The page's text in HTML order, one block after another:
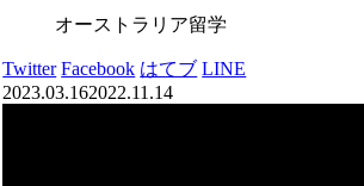
オーストラリア留学
Twitter Facebook はてブ LINE
2023.03.162022.11.14